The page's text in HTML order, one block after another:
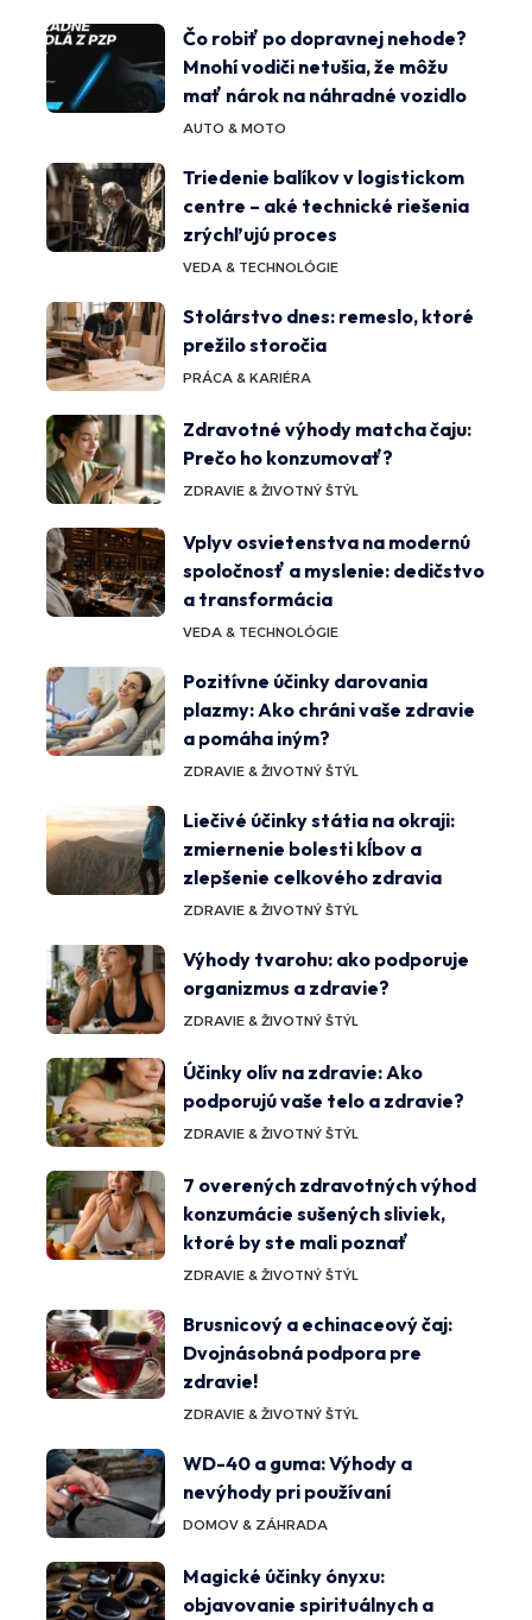
Čo robiť po dopravnej nehode?
Mnohí vodiči netušia, že môžu
mať nárok na náhradné vozidlo
AUTO & MOTO
Triedenie balíkov v logistickom
centre – aké technické riešenia
zrýchľujú proces
VEDA & TECHNOLÓGIE
Stolárstvo dnes: remeslo, ktoré
prežilo storočia
PRÁCA & KARIÉRA
Zdravotné výhody matcha čaju:
Prečo ho konzumovať?
ZDRAVIE & ŽIVOTNÝ ŠTÝL
Vplyv osvietenstva na modernú
spoločnosť a myslenie: dedičstvo
a transformácia
VEDA & TECHNOLÓGIE
Pozitívne účinky darovania
plazmy: Ako chráni vaše zdravie
a pomáha iným?
ZDRAVIE & ŽIVOTNÝ ŠTÝL
Liečivé účinky státia na okraji:
zmiernenie bolesti kĺbov a
zlepšenie celkového zdravia
ZDRAVIE & ŽIVOTNÝ ŠTÝL
Výhody tvarohu: ako podporuje
organizmus a zdravie?
ZDRAVIE & ŽIVOTNÝ ŠTÝL
Účinky olív na zdravie: Ako
podporujú vaše telo a zdravie?
ZDRAVIE & ŽIVOTNÝ ŠTÝL
7 overených zdravotných výhod
konzumácie sušených sliviek,
ktoré by ste mali poznať
ZDRAVIE & ŽIVOTNÝ ŠTÝL
Brusnicový a echinaceový čaj:
Dvojnásobná podpora pre
zdravie!
ZDRAVIE & ŽIVOTNÝ ŠTÝL
WD-40 a guma: Výhody a
nevýhody pri používaní
DOMOV & ZÁHRADA
Magické účinky ónyxu:
objavovanie spirituálnych a